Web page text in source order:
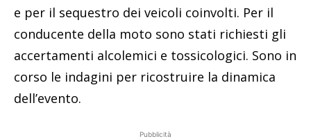
e per il sequestro dei veicoli coinvolti. Per il
conducente della moto sono stati richiesti gli
accertamenti alcolemici e tossicologici. Sono in
corso le indagini per ricostruire la dinamica
dell’evento.
Pubblicità